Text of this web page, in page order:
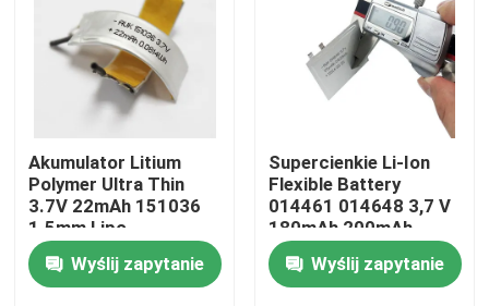
Do domu
Produkty
Akumulator Litium
Polymer Ultra Thin
3.7V 22mAh 151036
1.5mm Lipo
Akumulator do
urządzeń noszonych
Wyślij zapytanie
Supercienkie Li-Ion
Flexible Battery
014461 014648 3,7 V
180mAh 200mAh
170mAh Ultracienkie
3,7 v polimerowe
baterie
Wyślij zapytanie